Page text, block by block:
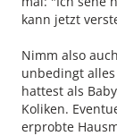
kann jetzt
Nimm also
unbedingt
hattest als
Koliken.
erprobte